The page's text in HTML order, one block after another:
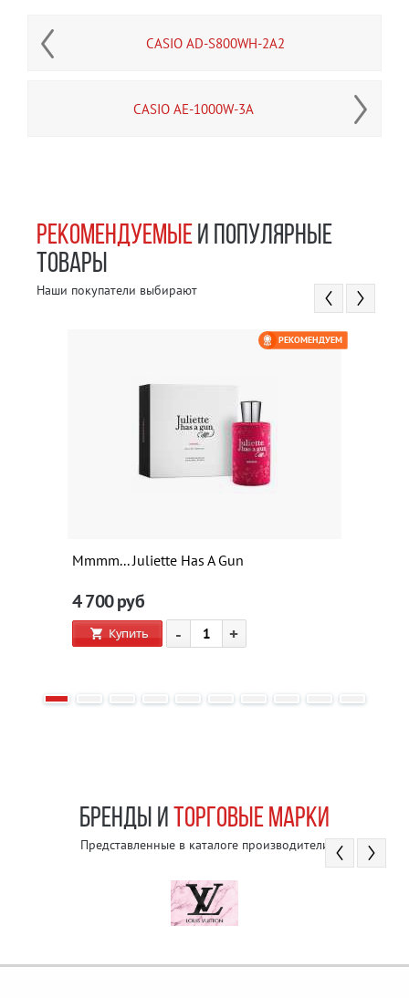
CASIO AD-S800WH-2A2
CASIO AE-1000W-3A
РЕКОМЕНДУЕМЫЕИ ПОПУЛЯРНЫЕ
ТОВАРЫ
Наши покупатели выбирают
Mmmm... Juliette Has A Gun
4 700руб
Купить - +
РЕКОМЕНДУЕМ
БРЕНДЫ И ТОРГОВЫЕ МАРКИ
Представленные в каталоге производители